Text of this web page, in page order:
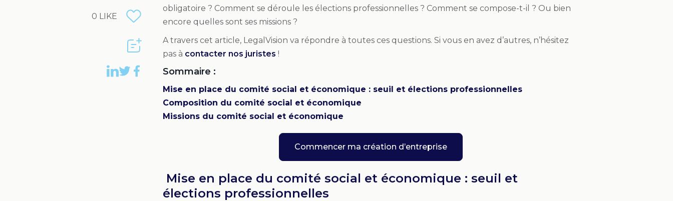
0 LIKE
obligatoire ? Comment se déroule les élections professionnelles ? Comment se compose-t-il ? Ou bien
encore quelles sont ses missions ?
A travers cet article, LegalVision va répondre à toutes ces questions. Si vous en avez d’autres, n’hésitez
pas à contacter nos juristes !
Sommaire :
Mise en place du comité social et économique : seuil et élections professionnelles
Composition du comité social et économique
Missions du comité social et économique
Commencer ma création d’entreprise
Mise en place du comité social et économique : seuil et
élections professionnelles